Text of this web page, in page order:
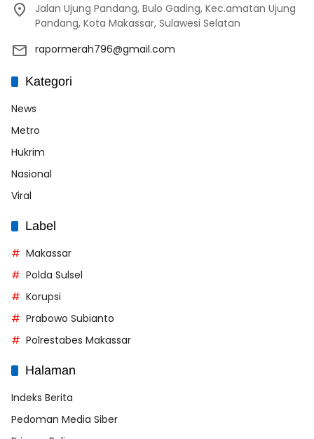
Jalan Ujung Pandang, Bulo Gading, Kec.amatan Ujung
Pandang, Kota Makassar, Sulawesi Selatan
rapormerah796@gmail.com
Kategori
News
Metro
Hukrim
Nasional
Viral
Label
Makassar
Polda Sulsel
Korupsi
Prabowo Subianto
Polrestabes Makassar
Halaman
Indeks Berita
Pedoman Media Siber